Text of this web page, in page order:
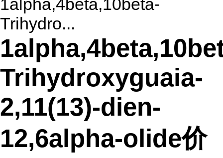
1alpha,4beta,10beta-
Trihydro...
Trihydroxyguaia-
2,11(13)-dien-
12,6alpha-olide价